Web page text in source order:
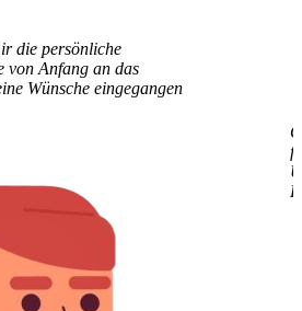
die persönliche
von Anfang an das
Wünsche eingegangen